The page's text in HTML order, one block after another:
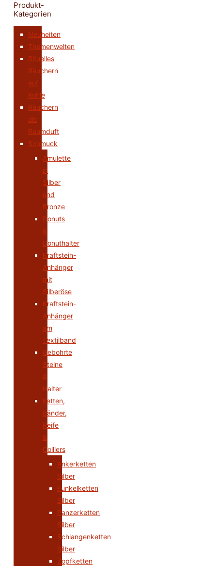
Produkt-
Kategorien
Neuheiten
Themenwelten
Rituelles
Räuchern
auf
Kohle
Räuchern
als
Raumduft
Schmuck
Amulette
in
Silber
und
Bronze
Donuts
&
Donuthalter
Kraftstein-
Anhänger
mit
Silberöse
Kraftstein-
Anhänger
am
Textilband
Gebohrte
Steine
&
Halter
Ketten,
Bänder,
Reife
&
Colliers
Ankerketten
Silber
Funkelketten
Silber
Panzerketten
Silber
Schlangenketten
Silber
Zopfketten